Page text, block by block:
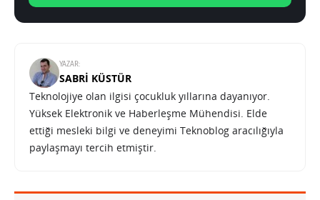
YAZAR:
SABRI KÜSTÜR
Teknolojiye olan ilgisi çocukluk yıllarına dayanıyor.
Yüksek Elektronik ve Haberleşme Mühendisi. Elde
ettiği mesleki bilgi ve deneyimi Teknoblog aracılığıyla
paylaşmayı tercih etmiştir.